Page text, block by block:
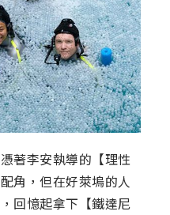
著李安執導的【理性
角，但在好萊塢的人
回憶起拿下【鐵達尼